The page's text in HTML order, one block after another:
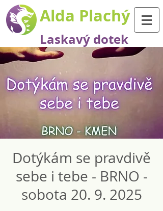
Laskavý dotek
Alda Plachý
Dotýkám se pravdivě
sebe i tebe - BRNO -
sobota 20. 9. 2025